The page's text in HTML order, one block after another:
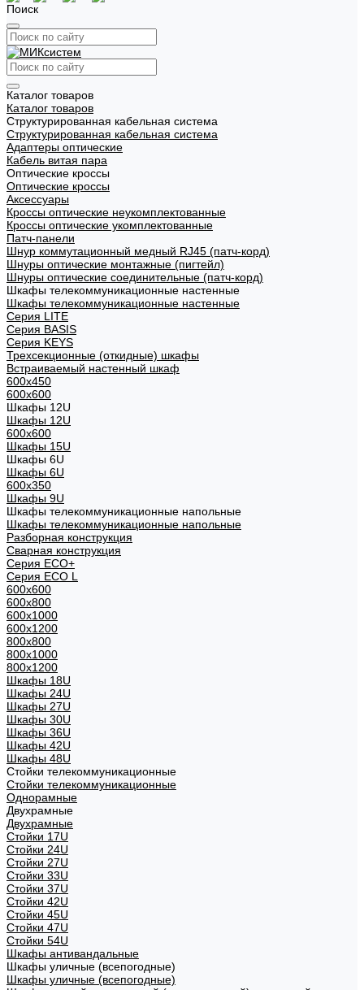
Поиск
Каталог товаров
Каталог товаров
Структурированная кабельная система
Структурированная кабельная система
Адаптеры оптические
Кабель витая пара
Оптические кроссы
Оптические кроссы
Аксессуары
Кроссы оптические неукомплектованные
Кроссы оптические укомплектованные
Патч-панели
Шнур коммутационный медный RJ45 (патч-корд)
Шнуры оптические монтажные (пигтейл)
Шнуры оптические соединительные (патч-корд)
Шкафы телекоммуникационные настенные
Шкафы телекоммуникационные настенные
Cерия LITE
Cерия BASIS
Cерия KEYS
Трехсекционные (откидные) шкафы
Встраиваемый настенный шкаф
600x450
600x600
Шкафы 12U
Шкафы 12U
600x600
Шкафы 15U
Шкафы 6U
Шкафы 6U
600x350
Шкафы 9U
Шкафы телекоммуникационные напольные
Шкафы телекоммуникационные напольные
Разборная конструкция
Сварная конструкция
Серия ECO+
Серия ECO L
600x600
600x800
600х1000
600х1200
800x800
800х1000
800х1200
Шкафы 18U
Шкафы 24U
Шкафы 27U
Шкафы 30U
Шкафы 36U
Шкафы 42U
Шкафы 48U
Стойки телекоммуникационные
Стойки телекоммуникационные
Однорамные
Двухрамные
Двухрамные
Стойки 17U
Стойки 24U
Стойки 27U
Стойки 33U
Стойки 37U
Стойки 42U
Стойки 45U
Стойки 47U
Стойки 54U
Шкафы антивандальные
Шкафы уличные (всепогодные)
Шкафы уличные (всепогодные)